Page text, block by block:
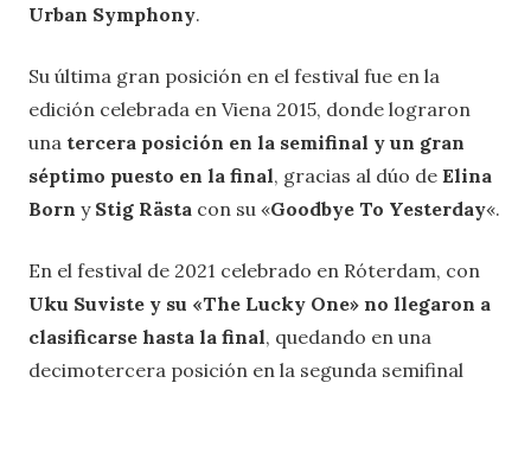
Urban Symphony.
Su última gran posición en el festival fue en la
edición celebrada en Viena 2015, donde lograron
una tercera posición en la semifinal y un gran
séptimo puesto en la final, gracias al dúo de Elina
Born y Stig Rästa con su «Goodbye To Yesterday«.
En el festival de 2021 celebrado en Róterdam, con
Uku Suviste y su «The Lucky One» no llegaron a
clasificarse hasta la final, quedando en una
decimotercera posición en la segunda semifinal